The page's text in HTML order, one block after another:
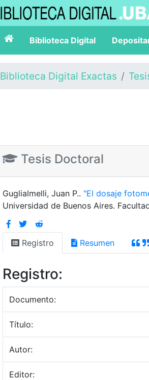
Biblioteca Digital
Biblioteca Digital Exactas
Tesis Doctoral
Guglialmelli, Juan P.. "El dosaje
Universidad de Buenos Aires.
Registro Resumen
Registro:
Documento:
Título:
Autor:
Editor: